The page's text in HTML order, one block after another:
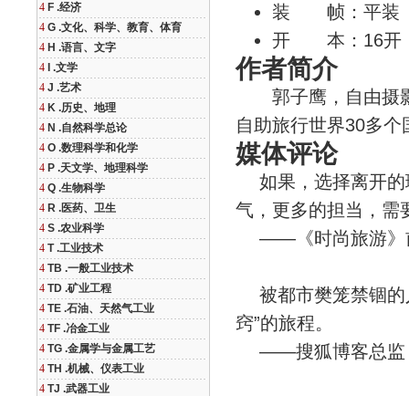
4 F .经济
4 G .文化、科学、教育、体育
4 H .语言、文字
4
I .文学
4 J .艺术
4 K .历史、地理
4 N .自然科学总论
4 O .数理科学和化学
4 P .天文学、地理科学
4 Q .生物科学
4 R .医药、卫生
4 S .农业科学
4 T .工业技术
4 TB .一般工业技术
4 TD .矿业工程
4 TE .石油、天然气工业
4 TF .冶金工业
4 TG .金属学与金属工艺
4 TH .机械、仪表工业
4 TJ .武器工业
装 帧： 平装
开 本： 16开
作者简介
郭子鹰，自由摄影
自助旅行世界30多个
媒体评论
如果，选择离开的
气，更多的担当，需
——《时尚旅游》
被都市樊笼禁锢的
窍”的旅程。
——搜狐博客总监